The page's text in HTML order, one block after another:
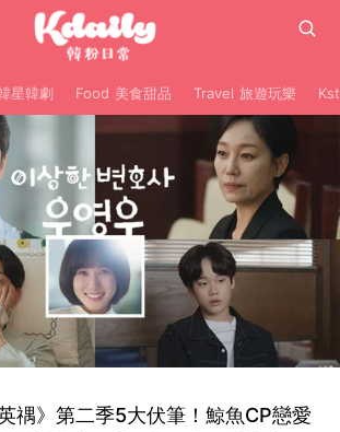
星韓劇 Food 美食甜品 Travel 旅遊玩樂
禑》第二季5大伏筆！鯨魚CP戀愛